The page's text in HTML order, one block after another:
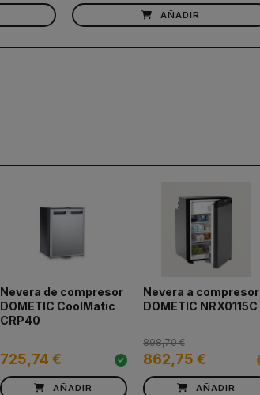
AÑADIR
Nevera de compresor
DOMETIC CoolMatic
CRP40
725,74 €
AÑADIR
Nevera a compresor
DOMETIC NRX0115C
862,75 €
898,70 €
AÑADIR